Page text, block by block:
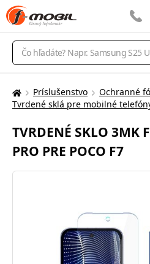
Vyhľadávanie
Tu
nachádzate:
Príslušenstvo
Ochranné
Tvrdené sklá pre mobilné
TVRDENÉ SKLO 3MK
PRO PRE POCO F7